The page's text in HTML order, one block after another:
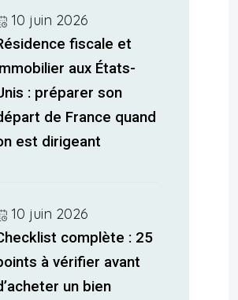
10 juin 2026
fiscale et
aux États-
: préparer son
de France quand
est dirigeant
10 juin 2026
complète : 25
à vérifier avant
un bien